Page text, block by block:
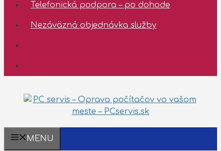
Telefonická podpora – po dohode
Nezáväzná objednávka služby
MENU